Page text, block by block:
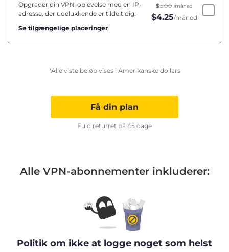
Opgrader din VPN-oplevelse med en IP-
adresse, der udelukkende er tildelt dig.
Se tilgængelige placeringer
$5.00 /måned
$4.25/måned
*Alle viste beløb vises i Amerikanske dollars
Få din plan
Fuld returret på 45 dage
Alle VPN-abonnementer inkluderer:
Politik om ikke at logge noget som helst